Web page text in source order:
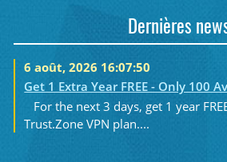
Dernières
6 août, 2026 16:07:50
Get 1 Extra Year FREE - Only 100
For the next 3 days, get 1 year
Trust.Zone VPN plan....